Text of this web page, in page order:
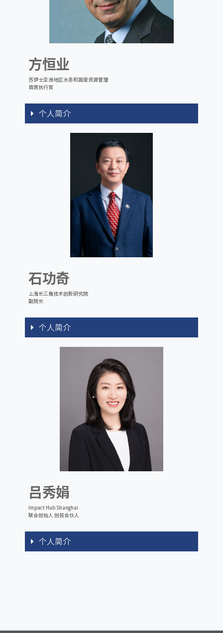
方恒业
苏伊士亚洲地区水务和固废资源管理
首席执行官
个人简介
石功奇
上海长三角技术创新研究院
副院长
个人简介
吕秀娟
Impact Hub Shanghai
联合创始人 创投合伙人
个人简介